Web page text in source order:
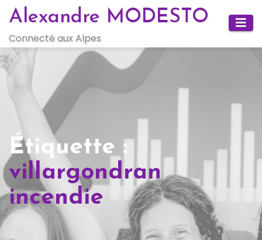
Skip
content
Alexandre MODESTO
Connecté aux Alpes
Étiquette :
villargondran
incendie